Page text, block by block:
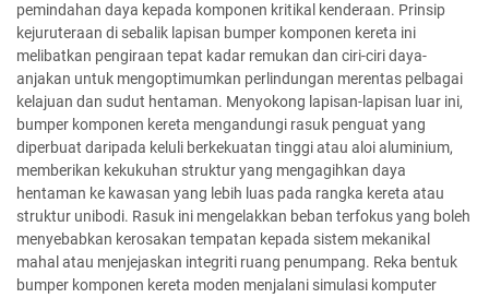
pemindahan daya kepada komponen kritikal kenderaan. Prinsip
kejuruteraan di sebalik lapisan bumper komponen kereta ini
melibatkan pengiraan tepat kadar remukan dan ciri-ciri daya-
anjakan untuk mengoptimumkan perlindungan merentas pelbagai
kelajuan dan sudut hentaman. Menyokong lapisan-lapisan luar ini,
bumper komponen kereta mengandungi rasuk penguat yang
diperbuat daripada keluli berkekuatan tinggi atau aloi aluminium,
memberikan kekukuhan struktur yang mengagihkan daya
hentaman ke kawasan yang lebih luas pada rangka kereta atau
struktur unibodi. Rasuk ini mengelakkan beban terfokus yang boleh
menyebabkan kerosakan tempatan kepada sistem mekanikal
mahal atau menjejaskan integriti ruang penumpang. Reka bentuk
bumper komponen kereta moden menjalani simulasi komputer